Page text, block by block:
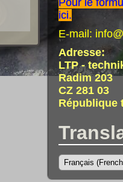
ici.
E-mail:
Adresse:
LTP -
Radim 203
CZ 281 03
République